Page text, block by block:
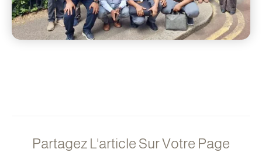
Partagez L'article Sur Votre Page